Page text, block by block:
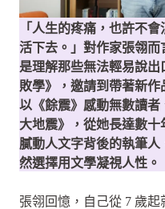
「人生的疼痛，也許不
活下去。」對作家張翎
是理解那些無法輕易說
敗學》，邀請到帶著新
以《餘震》感動無數讀
大地震》，從她長達數
膩動人文字背後的執筆
然選擇用文學凝視人性。
張翎回憶，自己從 7 歲